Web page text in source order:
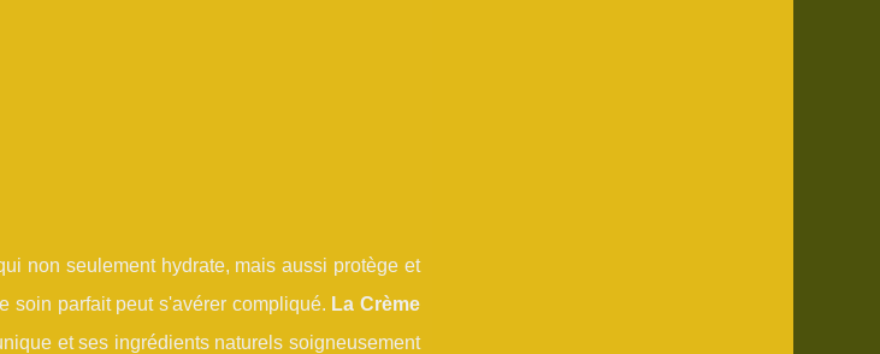
non seulement hydrate, mais aussi protège et
soin parfait peut s'avérer compliqué. La Crème
et ses ingrédients naturels soigneusement